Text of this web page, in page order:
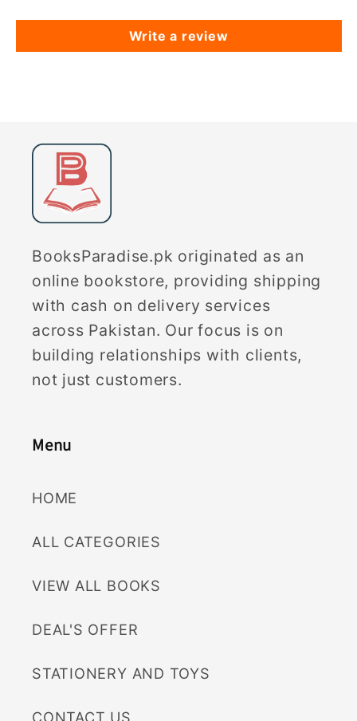
Write a review
BooksParadise.pk originated as an
online bookstore, providing shipping
with cash on delivery services
across Pakistan. Our focus is on
building relationships with clients,
not just customers.
Menu
HOME
ALL CATEGORIES
VIEW ALL BOOKS
DEAL'S OFFER
STATIONERY AND TOYS
CONTACT US